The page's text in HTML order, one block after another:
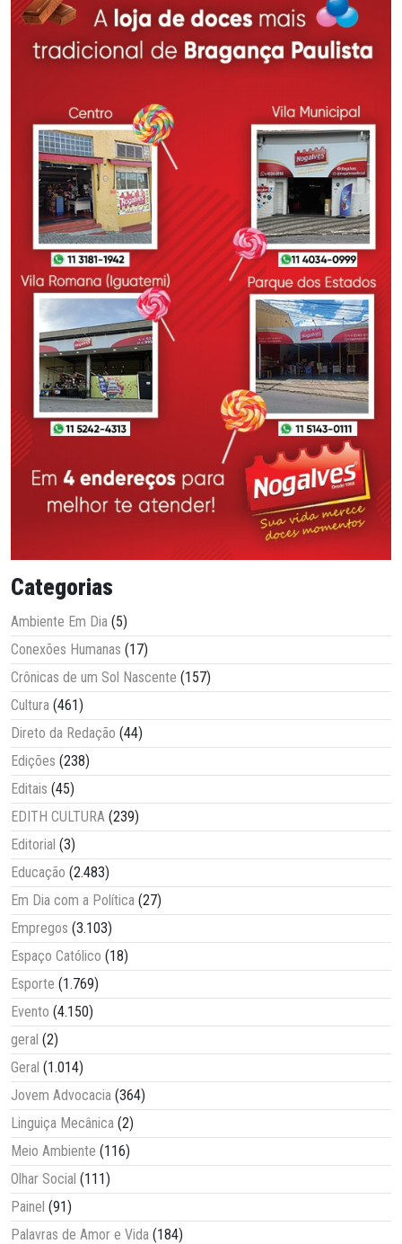
Categorias
Ambiente Em Dia (5)
Conexões Humanas (17)
Crônicas de um Sol Nascente (157)
Cultura (461)
Direto da Redação (44)
Edições (238)
Editais (45)
EDITH CULTURA (239)
Editorial (3)
Educação (2.483)
Em Dia com a Política (27)
Empregos (3.103)
Espaço Católico (18)
Esporte (1.769)
Evento (4.150)
geral (2)
Geral (1.014)
Jovem Advocacia (364)
Linguiça Mecânica (2)
Meio Ambiente (116)
Olhar Social (111)
Painel (91)
Palavras de Amor e Vida (184)